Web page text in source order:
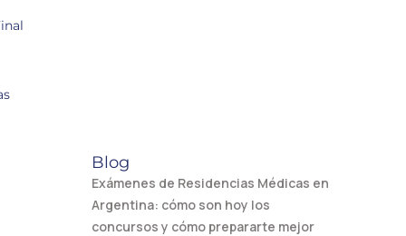
Blog
Exámenes de Residencias Médicas en
Argentina: cómo son hoy los
concursos y cómo prepararte mejor